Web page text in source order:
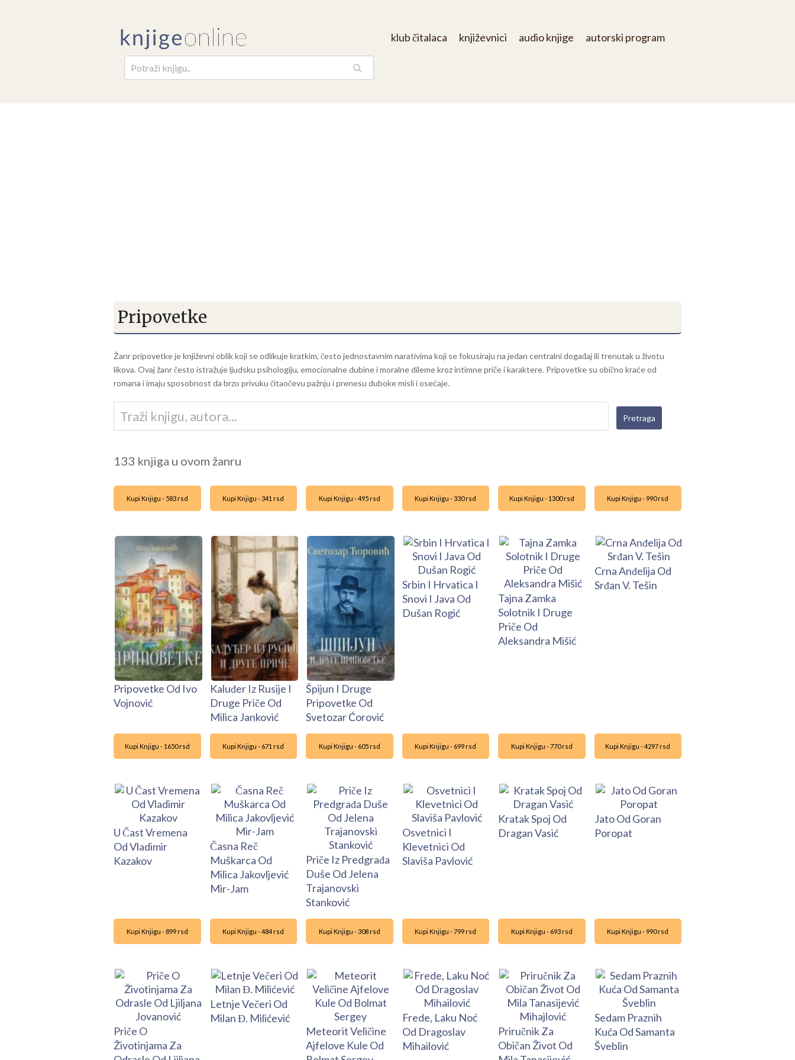
klub čitalaca književnici audio knjige autorski program
Pripovetke
Žanr pripovetke je književni oblik koji se odlikuje kratkim, često jednostavnim narativima koji se fokusiraju na jedan centralni događaj ili trenutak u životu
likova. Ovaj žanr često istražuje ljudsku psihologiju, emocionalne dubine i moralne dileme kroz intimne priče i karaktere. Pripovetke su obično kraće od
romana i imaju sposobnost da brzo privuku čitaočevu pažnju i prenesu duboke misli i osećaje.
133 knjiga u ovom žanru
Kupi Knjigu - 583 rsd
Pripovetke Od Ivo
Vojnović
Kupi Knjigu - 341 rsd
Kaluđer Iz Rusije I
Druge Priče Od
Milica Janković
Kupi Knjigu - 495 rsd
Špijun I Druge
Pripovetke Od
Svetozar Ćorović
Kupi Knjigu - 330 rsd
Srbin I Hrvatica I
Snovi I Java Od
Dušan Rogić
Kupi Knjigu - 1300 rsd
Tajna Zamka
Solotnik I Druge
Priče Od
Aleksandra Mišić
Kupi Knjigu - 990 rsd
Crna Anđelija Od
Srđan V. Tešin
Kupi Knjigu - 1650 rsd
U Čast Vremena
Od Vladimir
Kazakov
Kupi Knjigu - 671 rsd
Časna Reč
Muškarca Od
Milica Jakovljević
Mir-Jam
Kupi Knjigu - 605 rsd
Priče Iz Predgrađa
Duše Od Jelena
Trajanovski
Stanković
Kupi Knjigu - 699 rsd
Osvetnici I
Klevetnici Od
Slaviša Pavlović
Kupi Knjigu - 770 rsd
Kratak Spoj Od
Dragan Vasić
Kupi Knjigu - 4297 rsd
Jato Od Goran
Poropat
Kupi Knjigu - 899 rsd
Priče O
Životinjama Za
Kupi Knjigu - 484 rsd
Letnje Večeri Od
Milan Đ. Milićević
Kupi Knjigu - 308 rsd
Meteorit Veličine
Ajfelove Kule Od
Kupi Knjigu - 799 rsd
Frede, Laku Noć
Od Dragoslav
Mihailović
Kupi Knjigu - 693 rsd
Priručnik Za
Običan Život Od
Kupi Knjigu - 990 rsd
Sedam Praznih
Kuća Od Samanta
Šveblin